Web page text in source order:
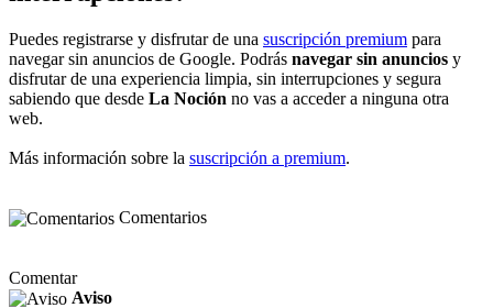
Puedes registrarse y disfrutar de una suscripción premium para
navegar sin anuncios de Google. Podrás navegar sin anuncios y
disfrutar de una experiencia limpia, sin interrupciones y segura
sabiendo que desde La Noción no vas a acceder a ninguna otra
web.
Más información sobre la suscripción a premium.
Comentarios
Comentar
Aviso